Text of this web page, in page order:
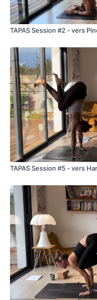
TAPAS Session #2 - vers
TAPAS Session #5 - vers